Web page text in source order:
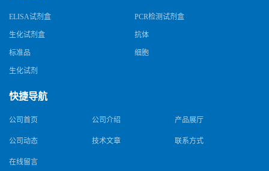
ELISA试剂盒 PCR检测试剂盒
生化试剂盒 抗体
标准品 细胞
生化试剂
快捷导航
公司首页 公司介绍 产品展厅
公司动态 技术文章 联系方式
在线留言